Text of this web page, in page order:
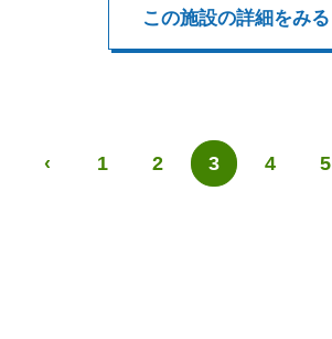
この施設の詳細をみる
‹ 1 2 3 4 5